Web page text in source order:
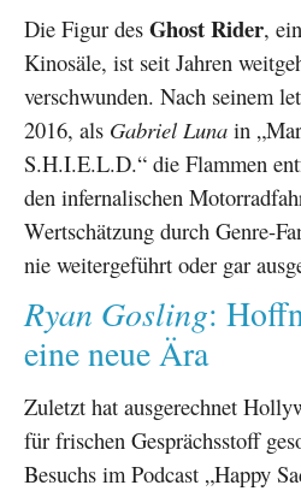
Die Figur des Ghost Rider,
Kinosäle, ist seit Jahren
verschwunden. Nach seinem
2016, als Gabriel Luna in
S.H.I.E.L.D.“ die Flammen
den infernalischen
Wertschätzung durch Genre-
nie weitergeführt oder gar
Ryan Gosling:
eine neue Ära
Zuletzt hat ausgerechnet
für frischen Gesprächsstoff
Besuchs im Podcast „Happy